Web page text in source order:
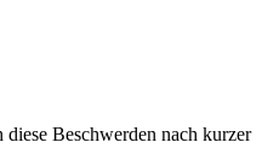
Beschwerden nach kurzer